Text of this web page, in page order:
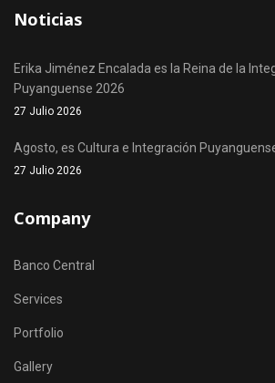
Noticias
Erika Jiménez Encalada es la Reina de la
Puyanguense 2026
27 Julio 2026
Agosto, es Cultura e Integración
27 Julio 2026
Company
Banco Central
Services
Portfolio
Gallery